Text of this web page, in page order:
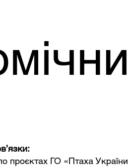
проєктах ГО «Птаха